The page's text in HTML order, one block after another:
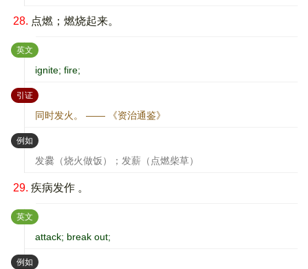
28. 点燃；燃烧起来。
英文 ：
ignite; fire;
引证：
同时发火。 —— 《资治通鉴》
例如 ：
发爨（烧火做饭）；发薪（点燃柴草）
29. 疾病发作 。
英文 ：
attack; break out;
例如 ：